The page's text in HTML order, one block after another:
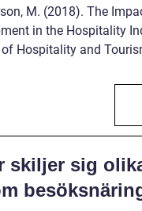
M. (2018). The
in the Hospitality
Hospitality and
skiljer sig